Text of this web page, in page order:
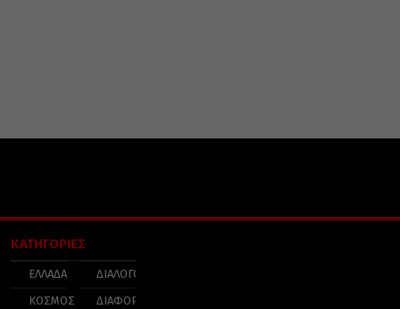
ΚΑΤΗΓΟΡΙΕΣ
ΕΛΛΑΔΑ
ΚΟΣΜΟΣ
ΔΙΑΛΟΓΟΣ
ΔΙΑΦΟΡΑ